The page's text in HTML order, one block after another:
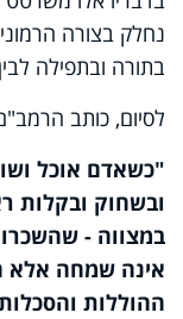
נחלק בצורה
בתורה ובתפילה
לסיום, כותב
"כשאדם אוכל
ובשחוק ובקלות
במצווה -
אינה שמחה אלא
ההוללות